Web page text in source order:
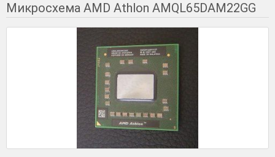
Микросхема AMD Athlon AMQL65DAM22GG